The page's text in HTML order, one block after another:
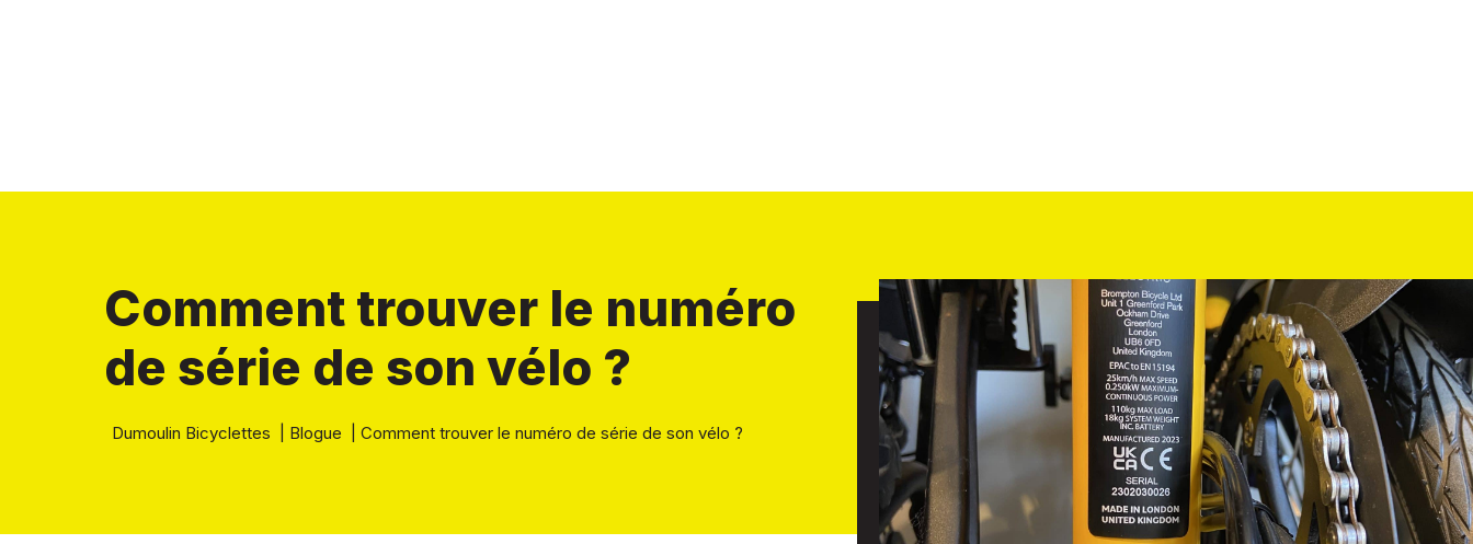
Comment trouver le numéro
de série de son vélo ?
Dumoulin Bicyclettes Blogue Comment trouver le numéro de série de son vélo ?